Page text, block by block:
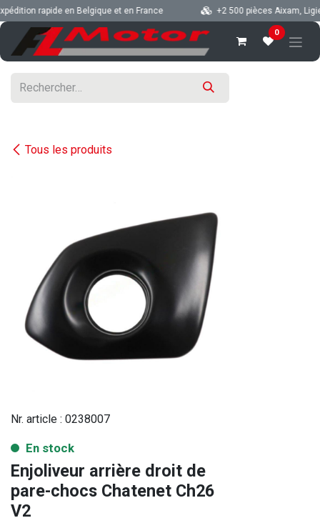
Se rendre au contenu
rapide en Belgique et en France +2 500 pièces Aixam,
0
Tous les produits
Nr. article : 0238007
En stock
Enjoliveur arrière droit de
pare-chocs Chatenet Ch26
V2